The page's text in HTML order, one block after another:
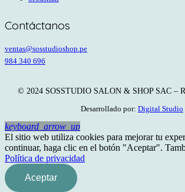
Contáctanos
ventas@sosstudioshop.pe
984 340 696
© 2024 SOSSTUDIO SALON & SHOP SAC –
Desarrollado por: Digital Studio
keyboard_arrow_up
El sitio web utiliza cookies para mejorar tu
continuar, haga clic en el botón "Aceptar".
Política de privacidad
Aceptar